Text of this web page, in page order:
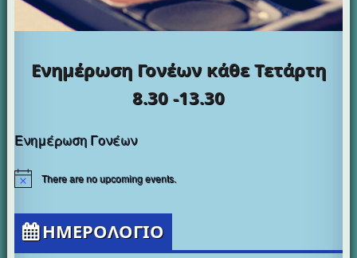
Ενημέρωση Γονέων κάθεΤετάρτη
8.30 -13.30
Ενημέρωση Γονέων
There are no upcoming events.
ΗΜΕΡΟΛΟΓΙΟ